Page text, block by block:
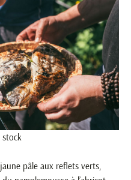
stock
pâle aux reflets verts,